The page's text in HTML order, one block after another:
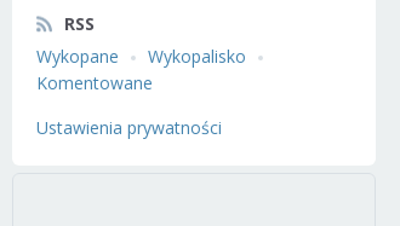
RSS
Wykopane
Wykopalisko
Komentowane
Ustawienia prywatności